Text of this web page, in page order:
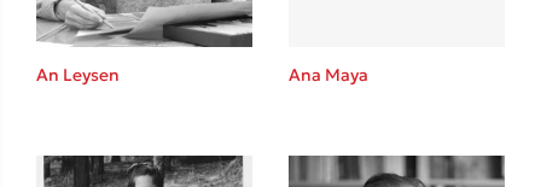
An Leysen Ana Maya